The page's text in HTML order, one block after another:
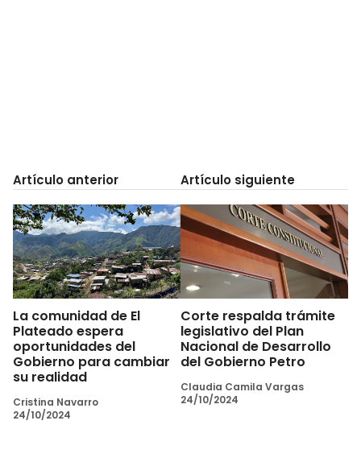
Artículo anterior
La comunidad de El
Plateado espera
oportunidades del
Gobierno para cambiar
su realidad
Cristina Navarro
24/10/2024
Artículo siguiente
Corte respalda trámite
legislativo del Plan
Nacional de Desarrollo
del Gobierno Petro
Claudia Camila Vargas
24/10/2024